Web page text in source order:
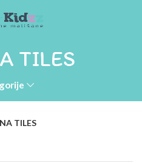
TILES
TILES